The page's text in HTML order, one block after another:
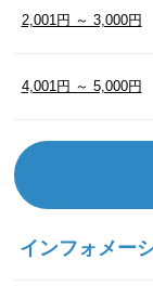
2,001円 ～ 3,000円
4,001円 ～ 5,000円
インフォメー